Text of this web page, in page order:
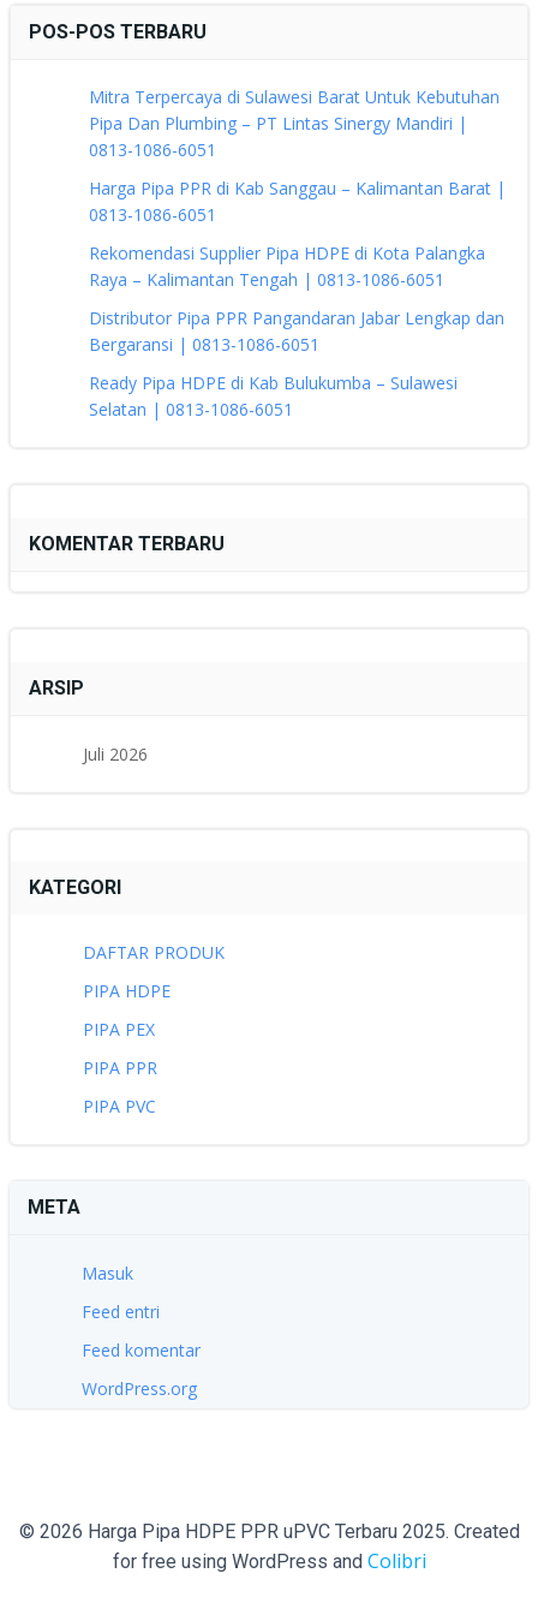
POS-POS TERBARU
Mitra Terpercaya di Sulawesi Barat Untuk Kebutuhan
Pipa Dan Plumbing – PT Lintas Sinergy Mandiri |
0813-1086-6051
Harga Pipa PPR di Kab Sanggau – Kalimantan Barat |
0813-1086-6051
Rekomendasi Supplier Pipa HDPE di Kota Palangka
Raya – Kalimantan Tengah | 0813-1086-6051
Distributor Pipa PPR Pangandaran Jabar Lengkap dan
Bergaransi | 0813-1086-6051
Ready Pipa HDPE di Kab Bulukumba – Sulawesi
Selatan | 0813-1086-6051
KOMENTAR TERBARU
ARSIP
Juli 2026
KATEGORI
DAFTAR PRODUK
PIPA HDPE
PIPA PEX
PIPA PPR
PIPA PVC
META
Masuk
Feed entri
Feed komentar
WordPress.org
© 2026 Harga Pipa HDPE PPR uPVC Terbaru 2025. Created
for free using WordPress and Colibri